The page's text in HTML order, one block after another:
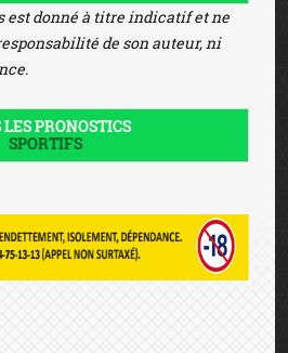
est donné à titre indicatif et ne
de son auteur, ni
PRONOSTICS
SPORTIFS